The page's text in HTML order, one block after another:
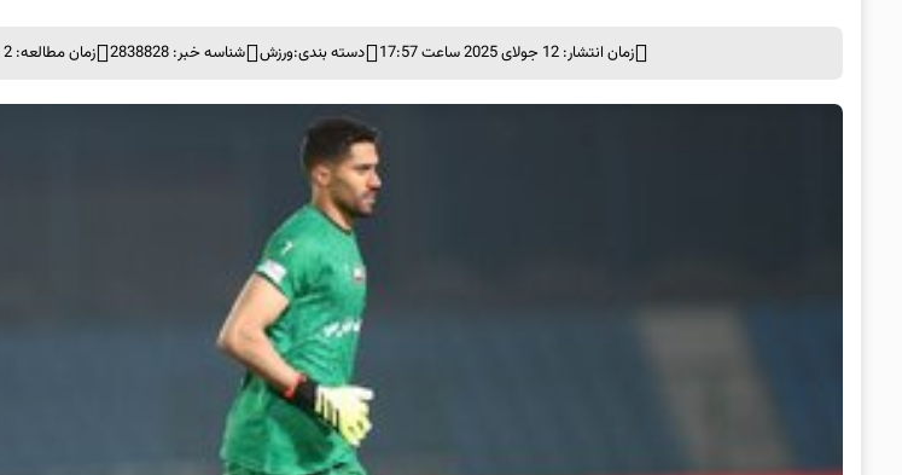
زمان انتشار: 12 جولای 2025 ساعت 17:57 دسته بندی:ورزش شناسه خبر: 2838828 زمان مطالعه: 2 دقیقه